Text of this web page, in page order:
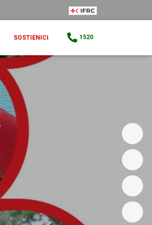
SOSTIENICI 1520